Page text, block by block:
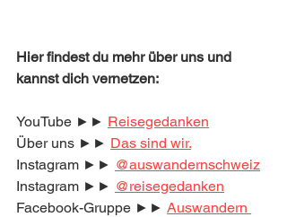
Hier findest du mehr über uns und
kannst dich vernetzen:
YouTube ►► Reisegedanken
Über uns ►► Das sind wir.
Instagram ►► @auswandernschweiz
Instagram ►► @reisegedanken
Facebook-Gruppe ►► Auswandern